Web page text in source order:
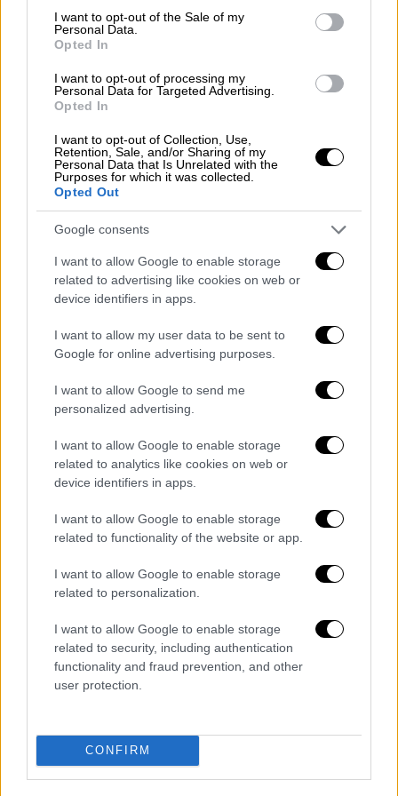
consent section.
I want to opt-out of the Sale of my
Personal Data.
Opted In
I want to opt-out of processing my
Personal Data for Targeted Advertising.
Opted In
I want to opt-out of Collection, Use,
Retention, Sale, and/or Sharing of my
Personal Data that Is Unrelated with the
Purposes for which it was collected.
Opted Out
Google consents
I want to allow Google to enable storage
related to advertising like cookies on web or
device identifiers in apps.
I want to allow my user data to be sent to
Google for online advertising purposes.
I want to allow Google to send me
personalized advertising.
I want to allow Google to enable storage
related to analytics like cookies on web or
device identifiers in apps.
I want to allow Google to enable storage
related to functionality of the website or app.
I want to allow Google to enable storage
related to personalization.
I want to allow Google to enable storage
related to security, including authentication
functionality and fraud prevention, and other
user protection.
CONFIRM
Οι κυβερνήσεις των ΗΠΑ, της Ισπανίας, του
προετοιμαστεί για την επιστροφή των
υπηκόων τους που βρίσκονται στο πλοίο και
Το MV Hondius, που ανήκει σε ολλανδική
εταιρεία, μαζί με μέρος του πληρώματος και
τις αποσκευές των επιβατών,θα συνεχίσει
το πενθήμερο ταξίδι του προς το Ρότερνταμ
της Ολλανδίας, σύμφωνα με την εταιρεία
κρουαζιέρων Oceanwide Expeditions.
πλοίο θα παραμείνει στο πλοίο, το οποίο θα
υποβληθεί σε διαδικασία απολύμανσης στην
Ολλανδία, δήλωσε η Ισπανίδα υπουργός
Υγείας Μόνικα Γκαρσία.
Καθησυχαστικός ο ΠΟΥ
Σε μήνυμά του προς τους κατοίκους της
Τενερίφης το Σάββατο,
ο γενικός
διευθυντής του ΠΟΥ, Τέντρος Αντανόμ
για τον κίνδυνο εξάπλωσης.
«Ο πόνος του 2020 είναι ακόμη πραγματικός
και δεν τον υποτιμώ ούτε στιγμή. Όμως
χρειάζεται να με ακούσετε καθαρά: αυτό δεν
είναι άλλο ένα COVID.
χαμηλός.Οι συνάδελφοί μου κι εγώ το
έχουμε δηλώσει κατηγορηματικά και το
επαναλαμβάνω τώρα και σε εσάς».